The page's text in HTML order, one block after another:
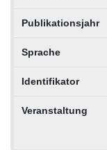
Publikationsjahr
Sprache
Identifikator
Veranstaltung